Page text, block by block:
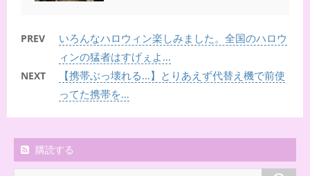
PREV
いろんなハロウィン楽しみました。全国のハロウ
ィンの猛者はすげぇよ…
NEXT
【携帯ぶっ壊れる…】とりあえず代替え機で前使
ってた携帯を…
購読する